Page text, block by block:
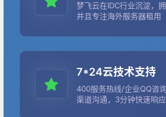
梦飞云在IDC行业沉淀，
并且专注海外服务器租用
7*24云技术支持
400服务热线/企业QQ咨
渠道沟通，3分钟快速响应